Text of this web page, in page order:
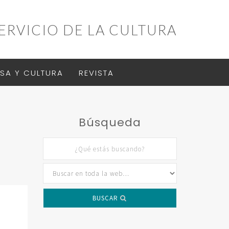
DE LA CULTURA
Y CULTURA REVISTA
Búsqueda
BUSCAR